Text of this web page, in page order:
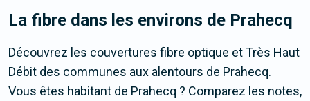
La fibre dans les environs de Prahecq
Découvrez les couvertures fibre optique et Très Haut
Débit des communes aux alentours de Prahecq.
Vous êtes habitant de Prahecq ? Comparez les notes,